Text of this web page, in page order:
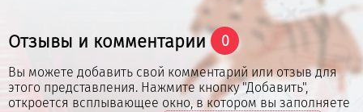
Отзывы и комментарии 0
Вы можете добавить свой комментарий или отзыв для
этого представления. Нажмите кнопку "Добавить",
откроется всплывающее окно, в котором вы заполняете